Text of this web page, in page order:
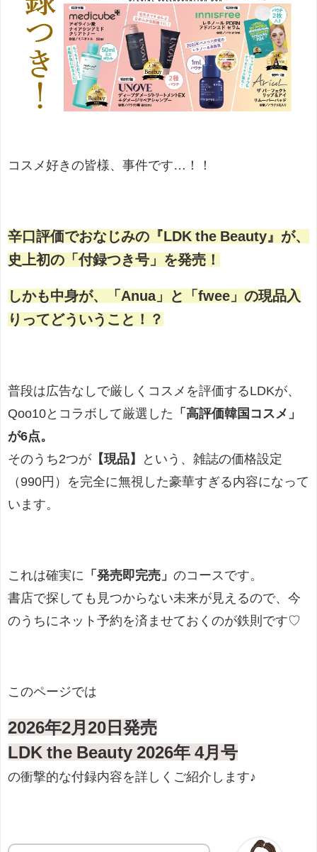
コスメ好きの皆様、事件です…！！
辛口評価でおなじみの『LDK the Beauty』が、
史上初の「付録つき号」を発売！
しかも中身が、「Anua」と「fwee」の現品入
りってどういうこと！？
普段は広告なしで厳しくコスメを評価するLDKが、
Qoo10とコラボして厳選した
「高評価韓国コスメ」
が6点。
そのうち2つが 【現品】
という、雑誌の価格設定
（990円）を完全に無視した豪華すぎる内容になって
います。
これは確実に 「発売即完売」 のコースです。
書店で探しても見つからない未来が見えるので、今
のうちにネット予約を済ませておくのが鉄則です♡
このページでは
2026年2月20日発売
LDK the Beauty 2026年 4月号
の衝撃的な付録内容を詳しくご紹介します♪